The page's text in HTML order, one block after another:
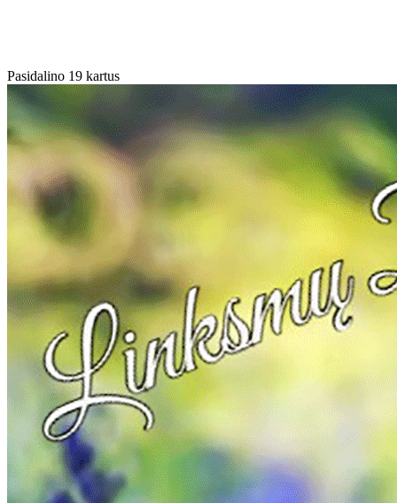
Pasidalino 19 kartus